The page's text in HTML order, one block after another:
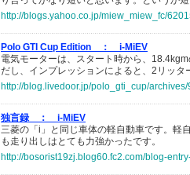
http://blogs.yahoo.co.jp/miew_miew_fc/
Polo GTI Cup Edition ：
i-MiEV
電気モーターは、スタート時から、
だし、インプレッションによると、2リッタ
http://blog.livedoor.jp/polo_gti_cup/archives/
独言録 ：
i-MiEV
三菱の「i」と同じ車体の軽自動車です。軽
も走り出しはとても力強かったです。
http://bosorist19zj.blog60.fc2.com/blog-